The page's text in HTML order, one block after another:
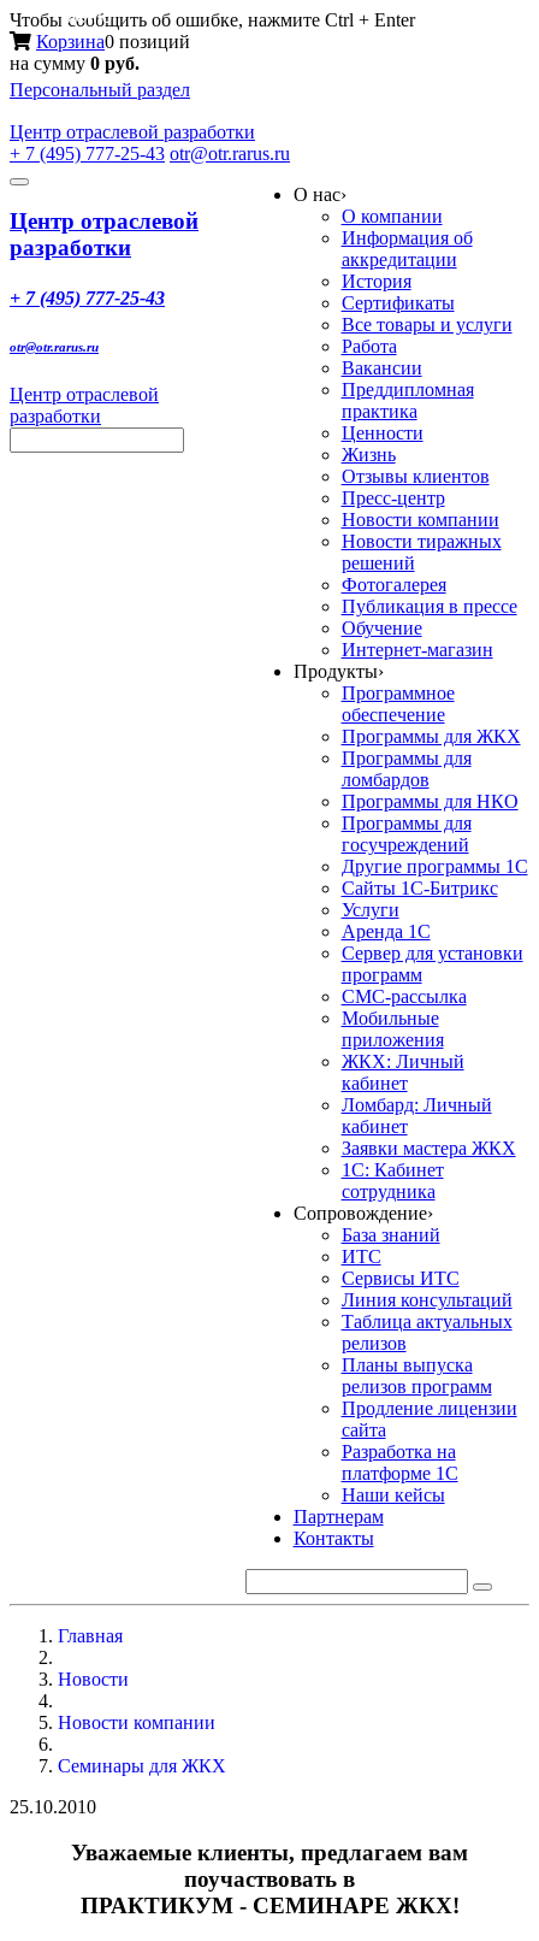
Чтобы сообщить об ошибке, нажмите Ctrl + Enter
Корзина0 позиций
на сумму 0 руб.
Персональный раздел
Центр отраслевой разработки
+ 7 (495) 777-25-43 otr@otr.rarus.ru
Toggle
Меню
Центр отраслевой
разработки
+ 7 (495) 777-25-43
otr@otr.rarus.ru
Центр отраслевой
разработки
О нас›
О компании
Информация об
аккредитации
История
Сертификаты
Все товары и услуги
Работа
Вакансии
Преддипломная
практика
Ценности
Жизнь
Отзывы клиентов
Пресс-центр
Новости компании
Новости тиражных
решений
Фотогалерея
Публикация в прессе
Обучение
Интернет-магазин
Продукты›
Программное
обеспечение
Программы для ЖКХ
Программы для
ломбардов
Программы для НКО
Программы для
госучреждений
Другие программы 1С
Сайты 1С-Битрикс
Услуги
Аренда 1С
Сервер для установки
программ
СМС-рассылка
Мобильные
приложения
ЖКХ: Личный
кабинет
Ломбард: Личный
кабинет
Заявки мастера ЖКХ
1С: Кабинет
сотрудника
Сопровождение›
База знаний
ИТС
Сервисы ИТС
Линия консультаций
Таблица актуальных
релизов
Планы выпуска
релизов программ
Продление лицензии
сайта
Разработка на
платформе 1С
Наши кейсы
Партнерам
Контакты
Главная
Новости
Новости компании
Семинары для ЖКХ
25.10.2010
Уважаемые клиенты, предлагаем вам
поучаствовать в
ПРАКТИКУМ - СЕМИНАРЕ ЖКХ!